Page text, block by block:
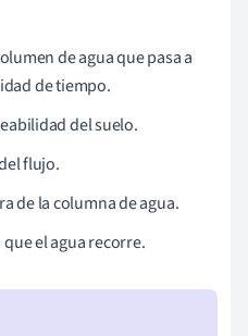
de agua que pasa a
de tiempo.
del suelo.
flujo.
de la columna de agua.
el agua recorre.